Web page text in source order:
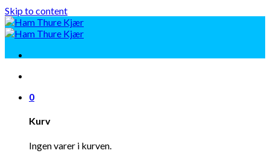
Skip to content
0
Kurv
Ingen varer i kurven.